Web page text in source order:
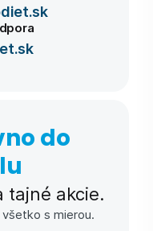
do
tajné akcie.
s mierou.